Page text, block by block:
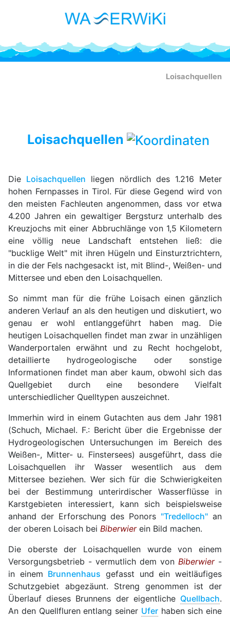
Loisachquellen
Loisachquellen
Die Loisachquellen liegen nördlich des 1.216 Meter
hohen Fernpasses in Tirol. Für diese Gegend wird von
den meisten Fachleuten angenommen, dass vor etwa
4.200 Jahren ein gewaltiger Bergsturz unterhalb des
Kreuzjochs mit einer Abbruchlänge von 1,5 Kilometern
eine völlig neue Landschaft entstehen ließ: die
"bucklige Welt" mit ihren Hügeln und Einsturztrichtern,
in die der Fels nachgesackt ist, mit Blind-, Weißen- und
Mittersee und eben den Loisachquellen.
So nimmt man für die frühe Loisach einen gänzlich
anderen Verlauf an als den heutigen und diskutiert, wo
genau er wohl entlanggeführt haben mag. Die
heutigen Loisachquellen findet man zwar in unzähligen
Wanderportalen erwähnt und zu Recht hochgelobt,
detaillierte hydrogeologische oder sonstige
Informationen findet man aber kaum, obwohl sich das
Quellgebiet durch eine besondere Vielfalt
unterschiedlicher Quelltypen auszeichnet.
Immerhin wird in einem Gutachten aus dem Jahr 1981
(Schuch, Michael. F.: Bericht über die Ergebnisse der
Hydrogeologischen Untersuchungen im Bereich des
Weißen-, Mitter- u. Finstersees) ausgeführt, dass die
Loisachquellen ihr Wasser wesentlich aus dem
Mittersee beziehen. Wer sich für die Schwierigkeiten
bei der Bestimmung unterirdischer Wasserflüsse in
Karstgebieten interessiert, kann sich beispielsweise
anhand der Erforschung des Ponors "Tredelloch" an
der oberen Loisach bei Biberwierein Bild machen.
Die oberste der Loisachquellen wurde von einem
Versorgungsbetrieb - vermutlich dem von Biberwier-
in einem Brunnenhaus gefasst und ein weitläufiges
Schutzgebiet abgezäunt. Streng genommen ist der
Überlauf dieses Brunnens der eigentliche Quellbach.
An den Quellfluren entlang seiner Uferhaben sich eine